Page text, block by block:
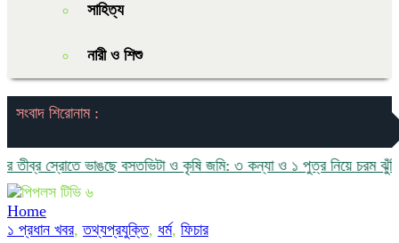
সাহিত্য
নারী ও শিশু
সংবাদ শিরোনাম :
ভাঙছে বসতভিটা ও কৃষি জমি: ৩ কন্যা ও ১ পুত্র নিয়ে চরম ঝুঁকিতে
Home
১ প্রধান খবর,তথ্যপ্রযুক্তি, ধর্ম, ফিচার